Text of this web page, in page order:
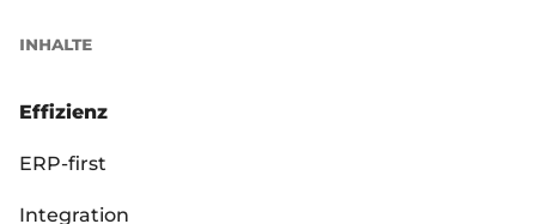
INHALTE
Effizienz
ERP-first
Integration